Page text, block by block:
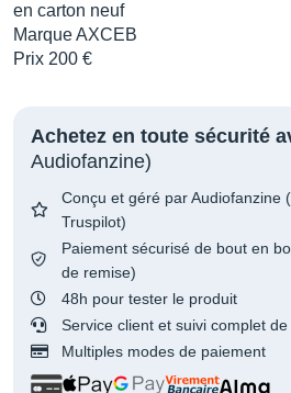
en carton neuf
Marque AXCEB
Prix 200 €
Achetez en toute sécurité
Audiofanzine)
Conçu et géré par Audiofanzine
Truspilot)
Paiement sécurisé de bout en
de remise)
48h pour tester le produit
Service client et suivi complet
Multiples modes de paiement